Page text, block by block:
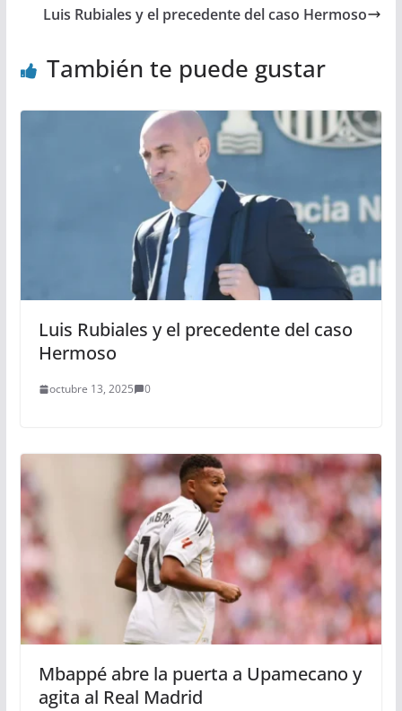
Luis Rubiales y el precedente del caso Hermoso
También te puede gustar
Luis Rubiales y el precedente del caso
Hermoso
octubre 13, 2025 0
Mbappé abre la puerta a Upamecano y
agita al Real Madrid